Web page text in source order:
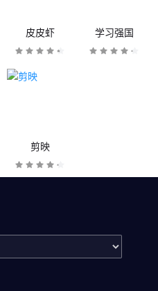
皮皮虾 学习强国
剪映